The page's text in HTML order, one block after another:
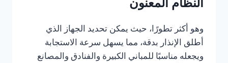
النظام المعنون
وهو أكثر تطورًا، حيث يمكن تحديد الجهاز الذي
أطلق الإنذار بدقة، مما يسهل سرعة الاستجابة
ويجعله مناسبًا للمباني الكبيرة والفنادق والمصانع